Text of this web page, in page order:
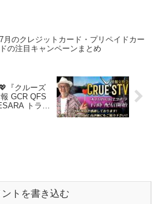
7月のクレジットカード・プリペイドカー
ドの注目キャンペーンまとめ
『クルーズ
GCR QFS
トラン
ントを書き込む